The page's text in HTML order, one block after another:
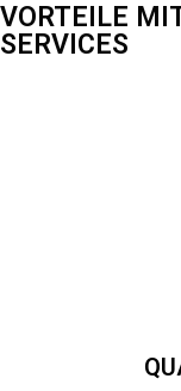
VORTEILE
SERVICES